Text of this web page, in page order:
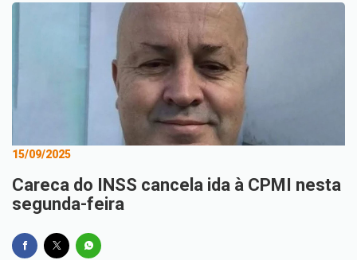
15/09/2025
Careca do INSS cancela ida à CPMI nesta
segunda-feira